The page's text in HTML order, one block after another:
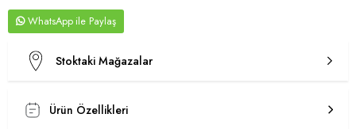
WhatsApp
Stoktaki Mağazalar
Ürün Özellikleri